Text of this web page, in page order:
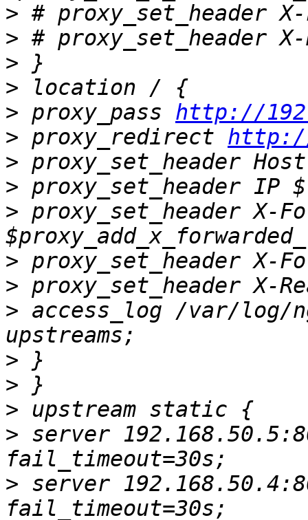
>
>
>
>
> proxy_pass http://
> proxy_redirect http://
>
>
> proxy_set_header X-
>
>
> access_log /var/log/
>
>
>
> server
> server